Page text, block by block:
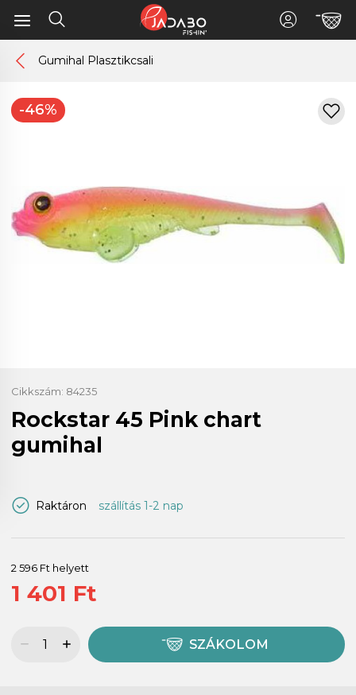
Gumihal Plasztikcsali
-46%
Cikkszám: 84235
Rockstar 45 Pink chart
gumihal
Raktáron szállítás 1-2 nap
2 596 Ft helyett
1 401 Ft
SZÁKOLOM